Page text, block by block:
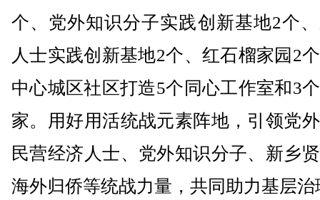
个、党外知识分子实践创新基地2个
人士实践创新基地2个、红石榴家园2
中心城区社区打造5个同心工作室和3
家。用好用活统战元素阵地，引领党
民营经济人士、党外知识分子、新乡
海外归侨等统战力量，共同助力基层治